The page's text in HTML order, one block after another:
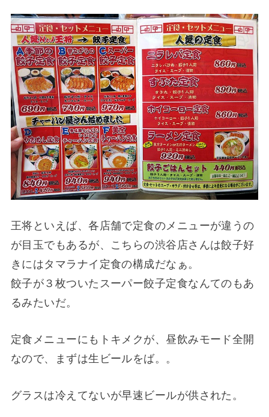
王将といえば、各店舗で定食のメニューが違うの
が目玉でもあるが、こちらの渋谷店さんは餃子好
きにはタマラナイ定食の構成だなぁ。
餃子が３枚ついたスーパー餃子定食なんてのもあ
るみたいだ。
定食メニューにもトキメクが、昼飲みモード全開
なので、まずは生ビールをば。。
グラスは冷えてないが早速ビールが供された。